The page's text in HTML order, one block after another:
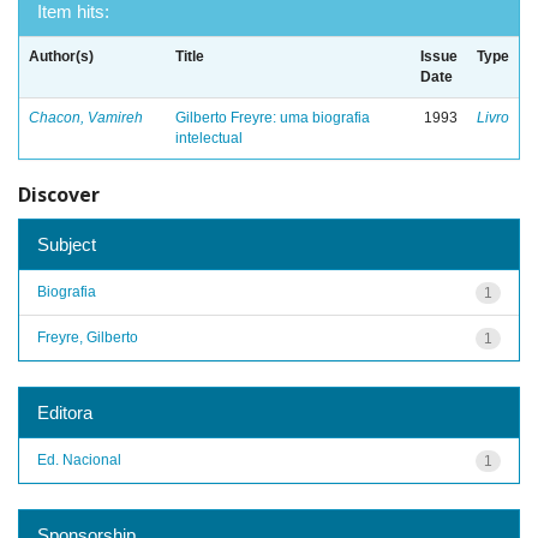
Item hits:
Author(s) Title
Issue
Date
Type
Chacon, Vamireh
Gilberto Freyre: uma biografia
intelectual
1993 Livro
Discover
Subject
1
Biografia
1
Freyre, Gilberto
Editora
1
Ed. Nacional